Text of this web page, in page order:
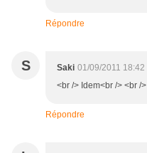
Répondre
S Saki 01/09/2011 18:42
<br /> Idem<br /> <br /
Répondre